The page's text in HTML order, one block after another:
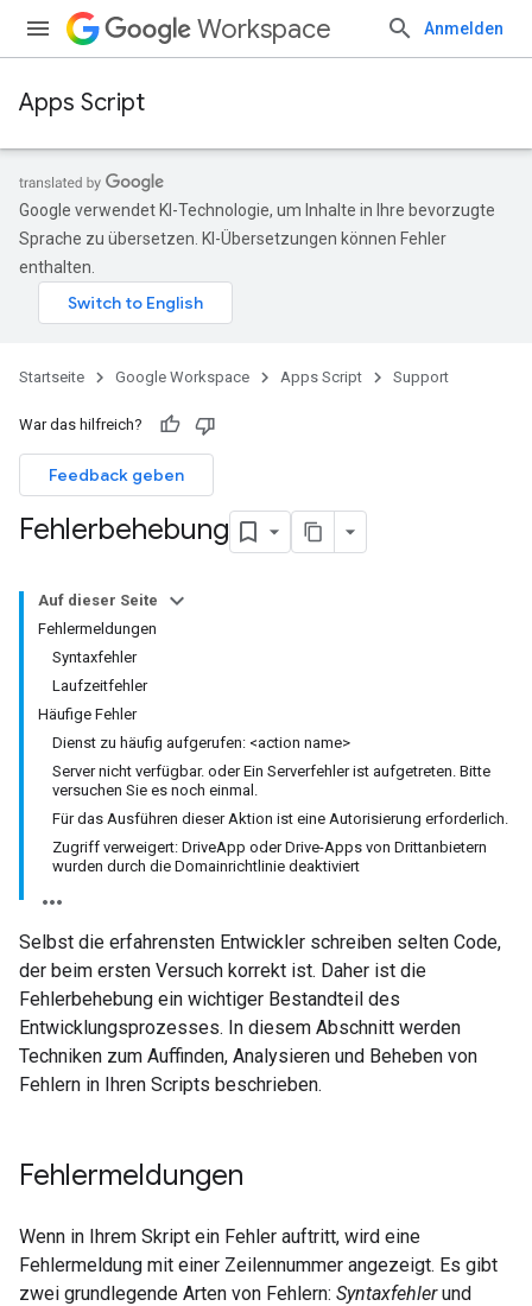
Workspace Anmelden
Apps Script
Google verwendet KI-Technologie, um Inhalte in Ihre bevorzugte
Sprache zu übersetzen. KI-Übersetzungen können Fehler
enthalten.
Startseite Google Workspace Apps Script Support
War das hilfreich?
Feedback geben
Fehlerbehebung
Auf dieser Seite
Fehlermeldungen
Syntaxfehler
Laufzeitfehler
Häufige Fehler
Dienst zu häufig aufgerufen: <action name>
Server nicht verfügbar. oder Ein Serverfehler ist aufgetreten. Bitte
versuchen Sie es noch einmal.
Für das Ausführen dieser Aktion ist eine Autorisierung erforderlich.
Zugriff verweigert: DriveApp oder Drive-Apps von Drittanbietern
wurden durch die Domainrichtlinie deaktiviert
Selbst die erfahrensten Entwickler schreiben selten Code,
der beim ersten Versuch korrekt ist. Daher ist die
Fehlerbehebung ein wichtiger Bestandteil des
Entwicklungsprozesses. In diesem Abschnitt werden
Techniken zum Auffinden, Analysieren und Beheben von
Fehlern in Ihren Scripts beschrieben.
Fehlermeldungen
Wenn in Ihrem Skript ein Fehler auftritt, wird eine
Fehlermeldung mit einer Zeilennummer angezeigt. Es gibt
zwei grundlegende Arten von Fehlern: Syntaxfehlerund